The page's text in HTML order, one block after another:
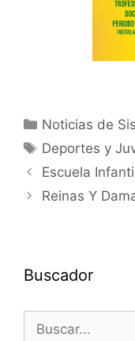
Noticias de
Deportes y
Escuela
Reinas Y
Buscador